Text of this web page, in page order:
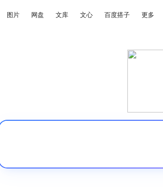
图片 网盘 文库 文心 百度搭子 更多